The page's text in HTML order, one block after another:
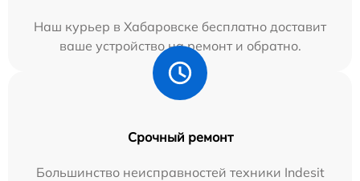
Наш курьер в Хабаровске бесплатно доставит
ваше устройство на ремонт и обратно.
Срочный ремонт
Большинство неисправностей техники Indesit